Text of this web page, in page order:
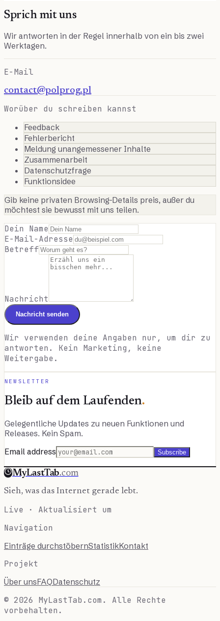
Sprich mit uns
Wir antworten in der Regel innerhalb von ein bis zwei
Werktagen.
E-Mail
contact@polprog.pl
Worüber du schreiben kannst
Feedback
Fehlerbericht
Meldung unangemessener Inhalte
Zusammenarbeit
Datenschutzfrage
Funktionsidee
Gib keine privaten Browsing-Details preis, außer du
möchtest sie bewusst mit uns teilen.
Dein Name
E-Mail-Adresse
Betreff
Nachricht
Nachricht senden
Wir verwenden deine Angaben nur, um dir zu
antworten. Kein Marketing, keine
Weitergabe.
NEWSLETTER
Bleib auf dem Laufenden.
Gelegentliche Updates zu neuen Funktionen und
Releases. Kein Spam.
Email address
Subscribe
MyLastTab.com
Sieh, was das Internet gerade lebt.
Live · Aktualisiert um
Navigation
Einträge durchstöbernStatistikKontakt
Projekt
Über unsFAQDatenschutz
© 2026 MyLastTab.com. Alle Rechte
vorbehalten.